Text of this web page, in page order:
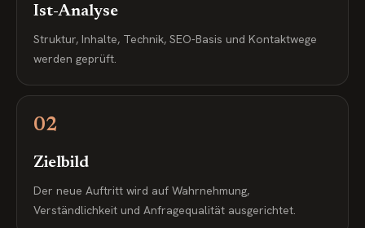
Ist-Analyse
Struktur, Inhalte, Technik, SEO-Basis und Kontaktwege
werden geprüft.
02
Zielbild
Der neue Auftritt wird auf Wahrnehmung,
Verständlichkeit und Anfragequalität ausgerichtet.